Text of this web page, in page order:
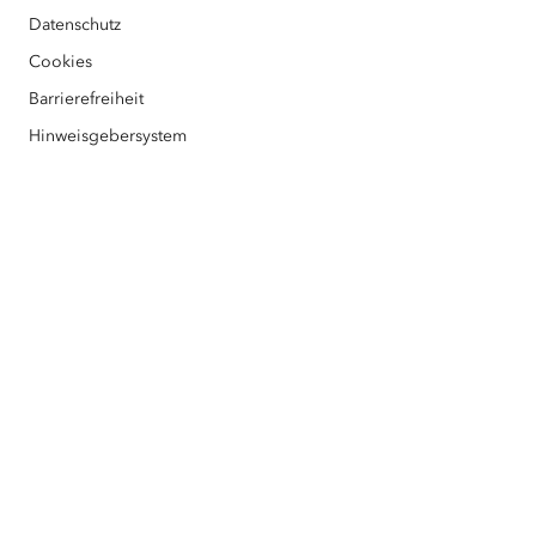
Klimawandel - jetzt handeln
Datenschutz
Cookies
Barrierefreiheit
Hinweisgebersystem